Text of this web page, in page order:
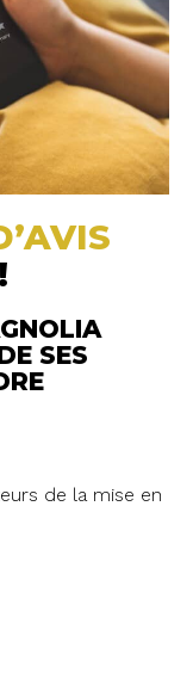
SES
de la mise en